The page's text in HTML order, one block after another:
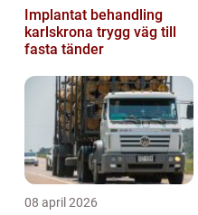
Implantat behandling
karlskrona trygg väg till
fasta tänder
08 april 2026